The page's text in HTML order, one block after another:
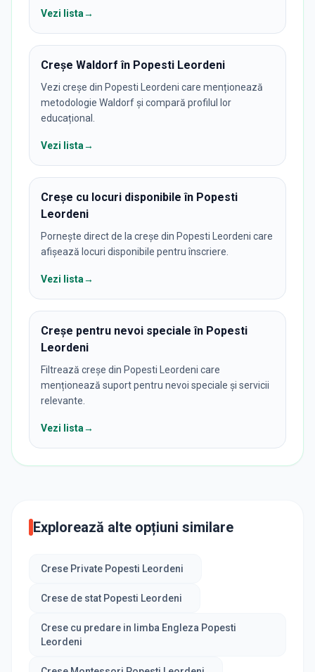
Vezi lista→
Creșe Waldorf în Popesti Leordeni
Vezi creșe din Popesti Leordeni care menționează
metodologie Waldorf și compară profilul lor
educațional.
Vezi lista→
Creșe cu locuri disponibile în Popesti
Leordeni
Pornește direct de la creșe din Popesti Leordeni care
afișează locuri disponibile pentru înscriere.
Vezi lista→
Creșe pentru nevoi speciale în Popesti
Leordeni
Filtrează creșe din Popesti Leordeni care
menționează suport pentru nevoi speciale și servicii
relevante.
Vezi lista→
Explorează alte opțiuni similare
Crese Private Popesti Leordeni
Crese de stat Popesti Leordeni
Crese cu predare in limba Engleza Popesti
Leordeni